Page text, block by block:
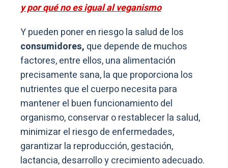
y por qué no es igual al veganismo
Y pueden poner en riesgo la salud de los
consumidores, que depende de muchos
factores, entre ellos, una alimentación
precisamente sana, la que proporciona los
nutrientes que el cuerpo necesita para
mantener el buen funcionamiento del
organismo, conservar o restablecer la salud,
minimizar el riesgo de enfermedades,
garantizar la reproducción, gestación,
lactancia, desarrollo y crecimiento adecuado.